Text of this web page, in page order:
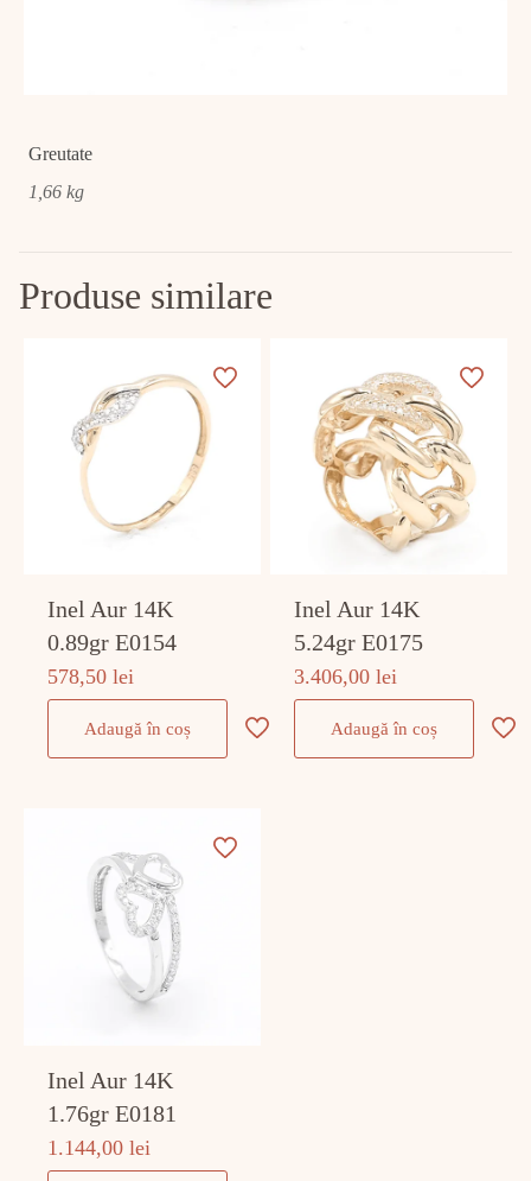
Greutate
1,66 kg
Produse similare
Inel Aur 14K
0.89gr E0154
578,50lei
Adaugă în coș
Inel Aur 14K
5.24gr E0175
3.406,00lei
Adaugă în coș
Inel Aur 14K
1.76gr E0181
1.144,00lei